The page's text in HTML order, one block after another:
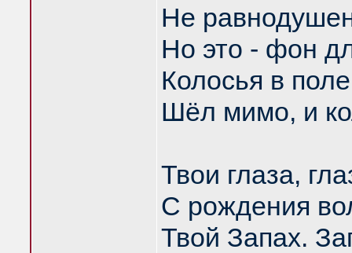
Не
Но это - фон
Колосья в
Шёл мимо, и
Твои глаза,
С рождения
Твой Запах.